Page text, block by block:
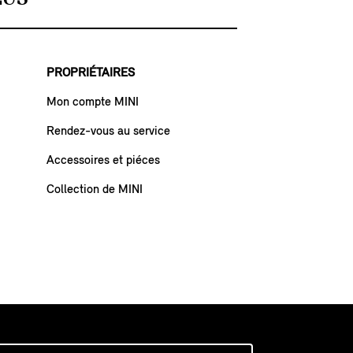
PROPRIÉTAIRES
Mon compte MINI
Rendez-vous au service
Accessoires et piéces
Collection de MINI